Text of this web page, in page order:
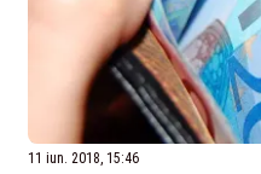
11 iun. 2018, 15:46